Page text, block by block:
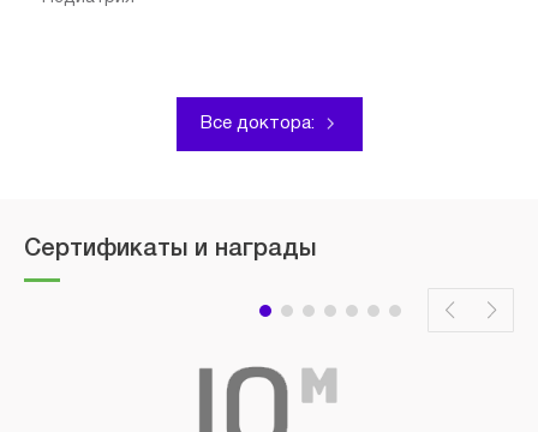
Все доктора:
Сертификаты и награды